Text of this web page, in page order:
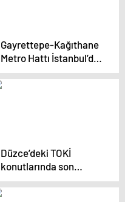
Gayrettepe-Kağıthane
Metro Hattı İstanbul’da
Hizmete Açıldı
Düzce’deki TOKİ
konutlarında son
durum: “Mayıs ayında
teslimini planlıyoruz”